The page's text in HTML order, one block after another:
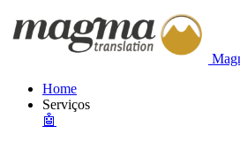
Home
Serviços
🤖